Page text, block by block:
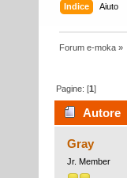
Indice Aiuto
Forum e-moka »
Pagine: [1]
Autore
Gray
Jr. Member